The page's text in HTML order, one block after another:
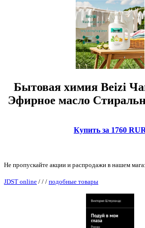
Бытовая химия Beizi
Эфирное масло
Купить за 1760
Не пропускайте акции и распродажи в нашем
JDST online / / / подобные товары